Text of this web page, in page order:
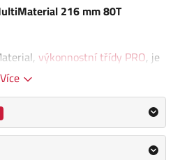
216 mm 80T
výkonnostní třídy PRO, je
a kvalitní řezy při práci s
snižují teplo a zajišťují tak
s okružními pilami, což
Více